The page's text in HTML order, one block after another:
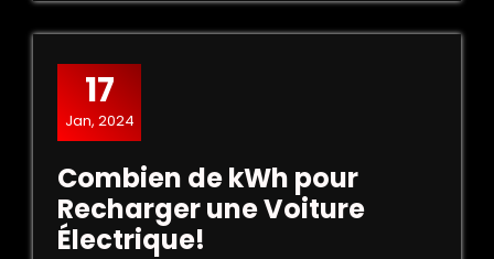
17
Jan, 2024
Combien de kWh pour
Recharger une Voiture
Électrique!